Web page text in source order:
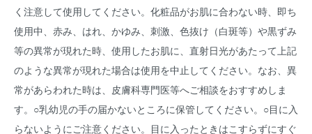
く注意して使用してください。化粧品がお肌に合わない時、即ち
使用中、赤み、はれ、かゆみ、刺激、色抜け（白斑等）や黒ずみ
等の異常が現れた時、使用したお肌に、直射日光があたって上記
のような異常が現れた場合は使用を中止してください。なお、異
常があらわれた時は、皮膚科専門医等へご相談をおすすめしま
す。○乳幼児の手の届かないところに保管してください。○目に入
らないようにご注意ください。目に入ったときはこすらずにすぐ